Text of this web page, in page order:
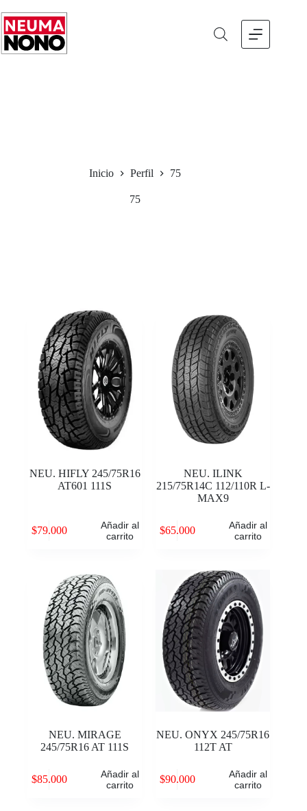
al
contenido
Inicio Perfil 75
75
NEU. HIFLY 245/75R16
AT601 111S
$79.000
Añadir al
carrito
NEU. ILINK
215/75R14C 112/110R L-
MAX9
$65.000
Añadir al
carrito
NEU. MIRAGE
245/75R16 AT 111S
$85.000
Añadir al
carrito
NEU. ONYX 245/75R16
112T AT
$90.000
Añadir al
carrito